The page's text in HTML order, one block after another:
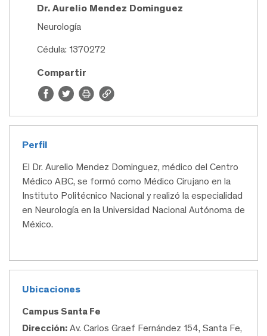
Dr. Aurelio Mendez Dominguez
Neurología
Cédula: 1370272
Compartir
Perfil
El Dr. Aurelio Mendez Dominguez, médico del Centro
Médico ABC, se formó como Médico Cirujano en la
Instituto Politécnico Nacional y realizó la especialidad
en Neurología en la Universidad Nacional Autónoma de
México.
Ubicaciones
Campus Santa Fe
Dirección: Av. Carlos Graef Fernández 154, Santa Fe,